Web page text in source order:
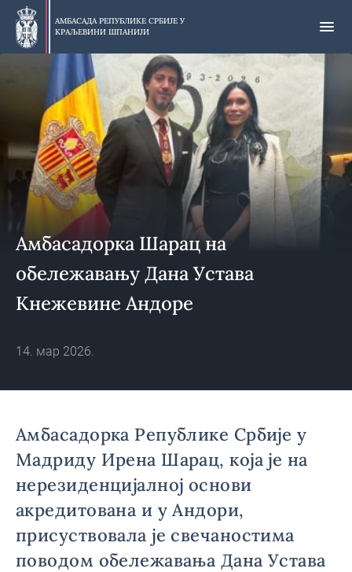
Прескочи
главни
део
АМБАСАДА РЕПУБЛИКЕ СРБИЈЕ У
КРАЉЕВИНИ ШПАНИЈИ
Амбасадорка Шарац на
обележавању Дана Устава
Кнежевине Андоре
14. мар 2026.
Амбасадорка Републике Србије у
Мадриду Ирена Шарац, која је на
нерезиденцијалној основи
акредитована и у Андори,
присуствовала је свечаностима
поводом обележавања Дана Устава